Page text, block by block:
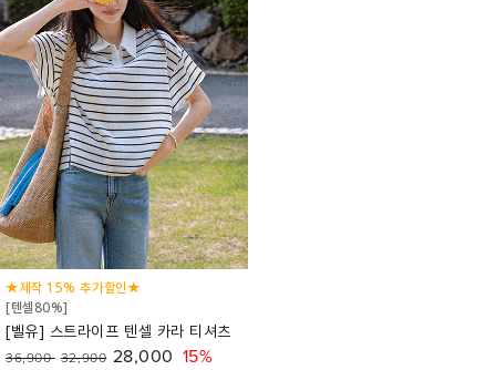
★제작 15% 추가할인★
[텐셀80%]
[벨유] 스트라이프 텐셀 카라 티셔츠
36,900 32,900 28,000 15%